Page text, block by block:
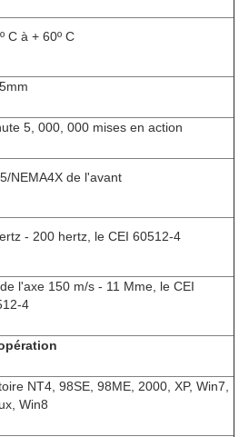
C à + 60º C
5, 000, 000 mises en action
NEMA4X de l'avant
- 200 hertz, le CEI 60512-4
l'axe 150 m/s - 11 Mme, le CEI
4
NT4, 98SE, 98ME, 2000, XP, Win7,
Win8